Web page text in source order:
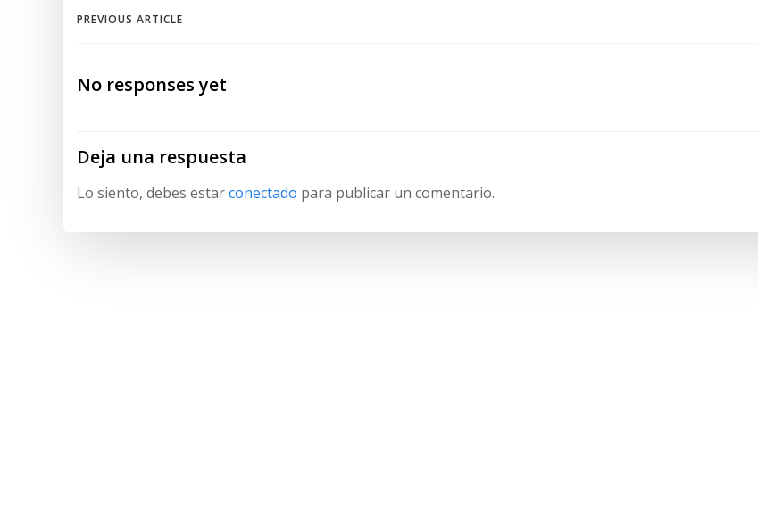
Navegación
de
entradas
PREVIOUS ARTICLE
No responses yet
Deja una respuesta
Lo siento, debes estarconectado para publicar un comentario.